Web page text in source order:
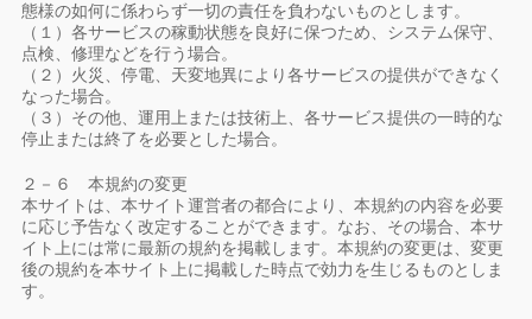
態様の如何に係わらず一切の責任を負わないものとします。
（１）各サービスの稼動状態を良好に保つため、システム保守、
点検、修理などを行う場合。
（２）火災、停電、天変地異により各サービスの提供ができなく
なった場合。
（３）その他、運用上または技術上、各サービス提供の一時的な
停止または終了を必要とした場合。
２－６ 本規約の変更
本サイトは、本サイト運営者の都合により、本規約の内容を必要
に応じ予告なく改定することができます。なお、その場合、本サ
イト上には常に最新の規約を掲載します。本規約の変更は、変更
後の規約を本サイト上に掲載した時点で効力を生じるものとしま
す。